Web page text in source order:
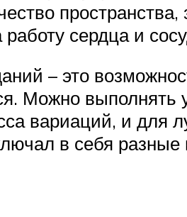
пространства,
сердца и
– это
Можно выполнять
вариаций, и для
в себя разные